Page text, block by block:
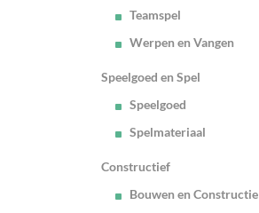
Teamspel
Werpen en Vangen
Speelgoed en Spel
Speelgoed
Spelmateriaal
Constructief
Bouwen en Constructie